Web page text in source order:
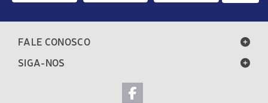
FALE CONOSCO
SIGA-NOS